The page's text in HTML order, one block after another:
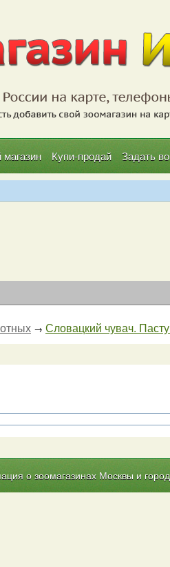
Купи-продай Задать
→ Словацкий чувач.
о зоомагазинах Москвы и